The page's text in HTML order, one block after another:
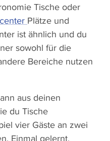
Tische oder
Plätze und
ist ähnlich und du
sowohl für die
Bereiche nutzen
aus deinen
du Tische
vier Gäste an zwei
Einmal gelernt,